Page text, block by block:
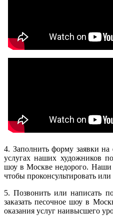
4. Заполнить форму заявки на
услугах наших художников
шоу в Москве недорого. Наши
чтобы проконсультировать
5. Позвонить или написать
заказать песочное шоу в
оказания услуг наивысшего